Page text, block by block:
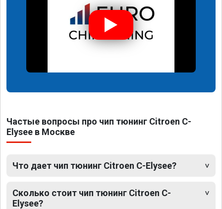
Частые вопросы про чип тюнинг Citroen C-
Elysee в Москве
Что дает чип тюнинг Citroen C-Elysee?
Сколько стоит чип тюнинг Citroen C-
Elysee?